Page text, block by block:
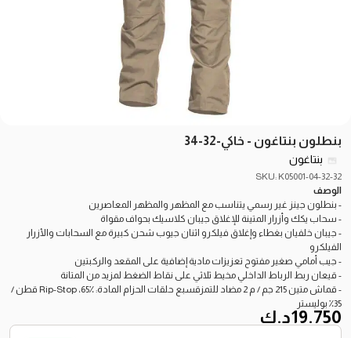
بنطلون بنتاغون - خاكي-32-34
بنتاغون
SKU: K05001-04-32-32
الوصف
- بنطلون جينز غير رسمي يتناسب مع المظهر والمظهر المعاصرين
- سحاب يكك وأزرار المتينة للإغلاق جيبان كلاسيك بحواف مقواة
- جيبان خلفيان بغطاء وإغلاق فيلكرو اثنان جيوب شحن كبيرة مع السحابات والأزرار
الفيلكرو
- جيب أمامي صغير مفتوح تعزيزات مادية إضافية على المقعد والركبتين
- قيعان ربط الرباط الداخلي مخيط ثلاثي على نقاط الضغط لمزيد من المتانة
- قماش متين 215 جم / م 2 مضاد للتمزقسبع حلقات الحزام المادة: Rip-Stop ،65٪ قطن /
35٪ بوليستر
19.750د.ك